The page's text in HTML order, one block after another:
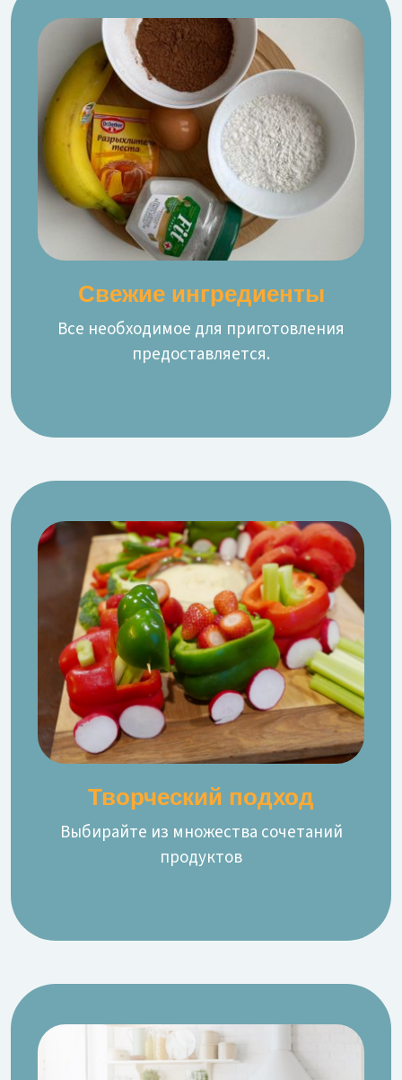
Свежие ингредиенты
Все необходимое для приготовления
предоставляется.
Творческий подход
Выбирайте из множества сочетаний
продуктов